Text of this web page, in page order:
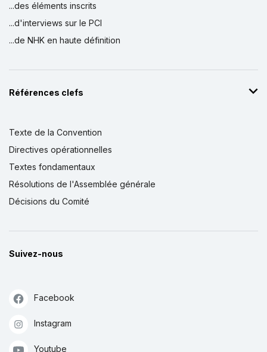
...des éléments inscrits
...d'interviews sur le PCI
...de NHK en haute définition
Références clefs
Texte de la Convention
Directives opérationnelles
Textes fondamentaux
Résolutions de l'Assemblée générale
Décisions du Comité
Suivez-nous
Facebook
Instagram
Youtube